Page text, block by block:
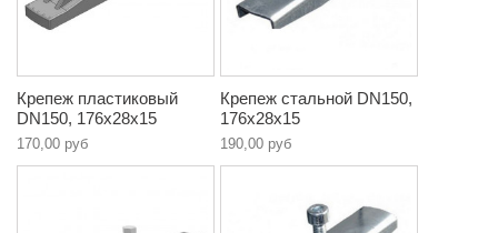
Крепеж пластиковый
DN150, 176х28х15
170,00 руб
Крепеж стальной DN150,
176х28х15
190,00 руб